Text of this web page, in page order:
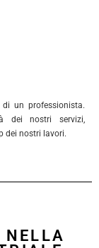
un professionista.
dei nostri servizi,
dei nostri lavori.